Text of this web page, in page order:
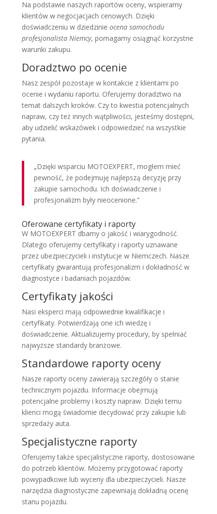
Na podstawie naszych raportów oceny, wspieramy
klientów w negocjacjach cenowych. Dzięki
doświadczeniu w dziedzinie ocena samochodu
profesjonalista Niemcy, pomagamy osiągnąć korzystne
warunki zakupu.
Doradztwo po ocenie
Nasz zespół pozostaje w kontakcie z klientami po
ocenie i wydaniu raportu. Oferujemy doradztwo na
temat dalszych kroków. Czy to kwestia potencjalnych
napraw, czy też innych wątpliwości, jesteśmy dostępni,
aby udzielić wskazówek i odpowiedzieć na wszystkie
pytania.
„Dzięki wsparciu MOTOEXPERT, mogłem mieć
pewność, że podejmuję najlepszą decyzję przy
zakupie samochodu. Ich doświadczenie i
profesjonalizm były nieocenione.”
Oferowane certyfikaty i raporty
W MOTOEXPERT dbamy o jakość i wiarygodność.
Dlatego oferujemy certyfikaty i raporty uznawane
przez ubezpieczycieli i instytucje w Niemczech. Nasze
certyfikaty gwarantują profesjonalizm i dokładność w
diagnostyce i badaniach pojazdów.
Certyfikaty jakości
Nasi eksperci mają odpowiednie kwalifikacje i
certyfikaty. Potwierdzają one ich wiedzę i
doświadczenie. Aktualizujemy procedury, by spełniać
najwyższe standardy branżowe.
Standardowe raporty oceny
Nasze raporty oceny zawierają szczegóły o stanie
technicznym pojazdu. Informacje obejmują
potencjalne problemy i koszty napraw. Dzięki temu
klienci mogą świadomie decydować przy zakupie lub
sprzedaży auta.
Specjalistyczne raporty
Oferujemy także specjalistyczne raporty, dostosowane
do potrzeb klientów. Możemy przygotować raporty
powypadkowe lub wyceny dla ubezpieczycieli. Nasze
narzędzia diagnostyczne zapewniają dokładną ocenę
stanu pojazdu.